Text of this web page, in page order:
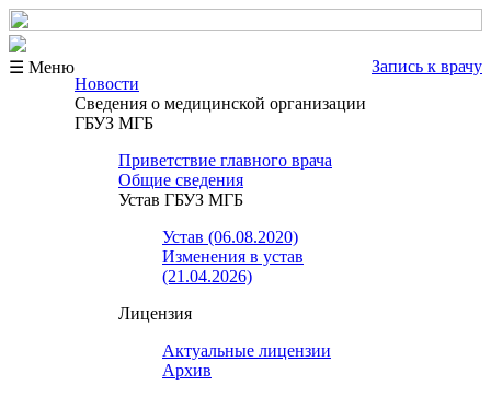
☰ Меню
Запись к врачу
Новости
Сведения о медицинской организации
ГБУЗ МГБ
Приветствие главного врача
Общие сведения
Устав ГБУЗ МГБ
Устав (06.08.2020)
Изменения в устав
(21.04.2026)
Лицензия
Актуальные лицензии
Архив